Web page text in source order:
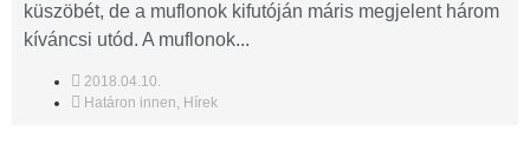
küszöbét, de a muflonok kifutóján máris megjelent három
kíváncsi utód. A muflonok...
2018.04.10.
Határon innen, Hírek